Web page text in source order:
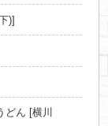
)]
どん [横川